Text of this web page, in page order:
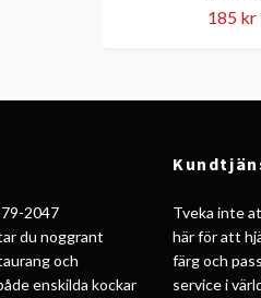
185 kr
2047
du noggrant
och
enskilda kockar
Tveka inte
här för att
färg och
service i